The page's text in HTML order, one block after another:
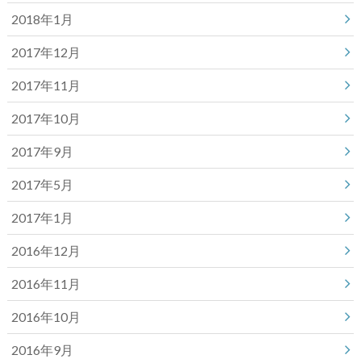
2018年1月
2017年12月
2017年11月
2017年10月
2017年9月
2017年5月
2017年1月
2016年12月
2016年11月
2016年10月
2016年9月